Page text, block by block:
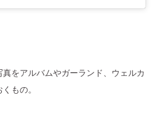
をアルバムやガーランド、ウェルカ
もの。